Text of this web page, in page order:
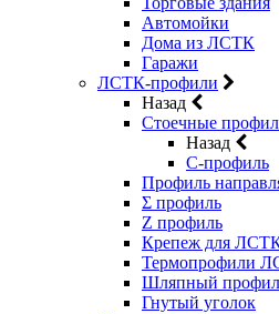
Автомойки
Дома из ЛСТК
Гаражи
ЛСТК-профили
Назад
Стоечные
Назад
C-профиль
Профиль
Σ профиль
Z профиль
Крепеж для
Термопрофили
Шляпный
Гнутый уголок